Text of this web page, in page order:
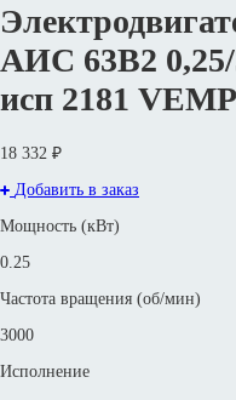
АИС 63В2
исп 2181
18 332 ₽
Добавить в заказ
Мощность (кВт)
0.25
Частота вращения (об/мин)
3000
Исполнение